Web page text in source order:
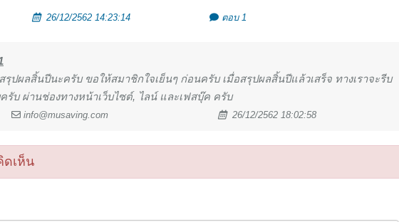
26/12/2562 14:23:14 ตอบ 1
รุปผลสิ้นปีนะครับ ขอให้สมาชิกใจเย็นๆ ก่อนครับ เมื่อสรุปผลสิ้นปีแล้วเสร็จ ทางเราจะรีบ
รับ ผ่านช่องทางหน้าเว็บไซต์, ไลน์ และเฟสบุ๊ค ครับ
. info@musaving.com 26/12/2562 18:02:58
ดเห็น